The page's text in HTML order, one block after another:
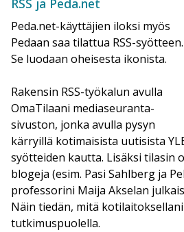
RSS ja Peda.net
Peda.net-käyttäjien iloksi myös
Pedaan saa tilattua RSS-syötteen.
Se luodaan oheisesta ikonista.
Rakensin RSS-työkalun avulla
OmaTilaani mediaseuranta-
sivuston, jonka avulla pysyn
kärryillä kotimaisista uutisista
syötteiden kautta. Lisäksi tilasin
blogeja (esim. Pasi Sahlberg ja
professorini Maija Akselan
Näin tiedän, mitä
tutkimuspuolella.